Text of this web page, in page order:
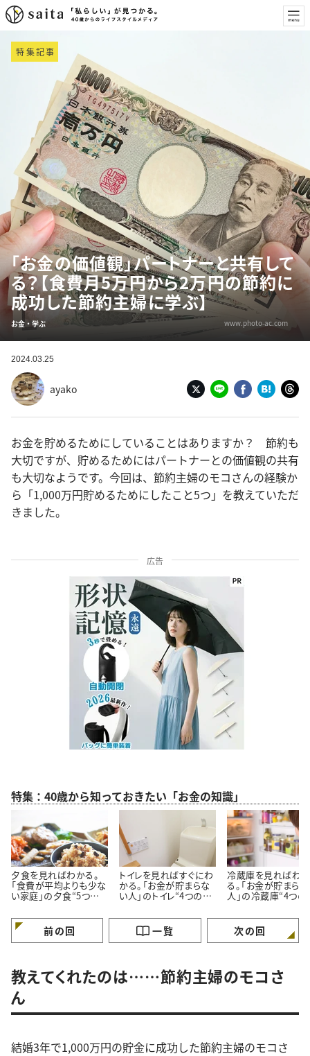
特集記事
「お金の価値観」パートナーと共有して
る？【食費月5万円から2万円の節約に
成功した節約主婦に学ぶ】
お金・学ぶ www.photo-ac.com
2024.03.25
ayako
お金を貯めるためにしていることはありますか？ 節約も
大切ですが、貯めるためにはパートナーとの価値観の共有
も大切なようです。今回は、節約主婦のモコさんの経験か
ら「1,000万円貯めるためにしたこと5つ」を教えていただ
きました。
広告
特集：40歳から知っておきたい「お金の知識」
夕食を見ればわかる。
「食費が平均よりも少な
い家庭」の夕食“5つの
トイレを見ればすぐにわ
かる。「お金が貯まらな
い人」のトイレ“4つの特
冷蔵庫を見ればわか
る。「お金が貯まら
人」の冷蔵庫“4つの
前の回 一覧 次の回
教えてくれたのは……節約主婦のモコさ
ん
結婚3年で1,000万円の貯金に成功した節約主婦のモコさ